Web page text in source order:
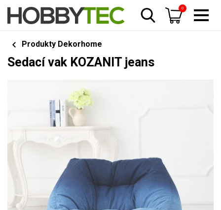
0
Produkty Dekorhome
Sedací vak KOZANIT jeans